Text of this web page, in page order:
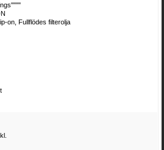
on, Fullflödes filterolja